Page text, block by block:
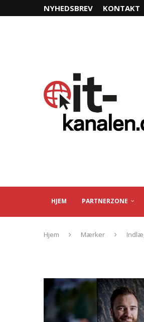
NYHEDSBREV KONTAKT
HJEM PARTNERZONE
Hjem Mærker